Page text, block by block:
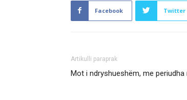
Facebook Twitter
Artikulli paraprak
Mot i ndryshueshëm, me periudha